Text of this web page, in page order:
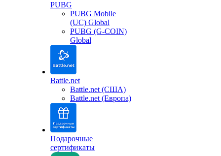
PUBG
PUBG Mobile
(UC) Global
PUBG (G-COIN)
Global
Battle.net
Battle.net (США)
Battle.net (Европа)
Подарочные
сертификаты